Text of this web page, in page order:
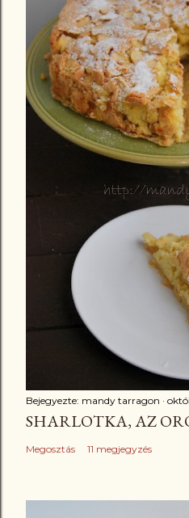
Bejegyezte: mandy tarragon
SHARLOTKA, AZ
Megosztás 11 megjegyzés